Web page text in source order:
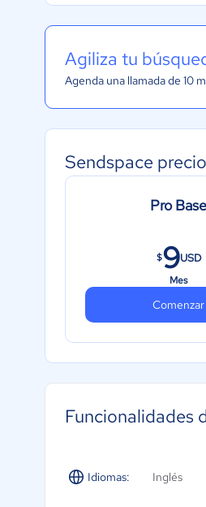
Agiliza tu
Agenda una llamada de 10
Sendspace
Pro Base
$9USD
Mes
Comenzar
Funcionalidades
Idiomas: Inglés